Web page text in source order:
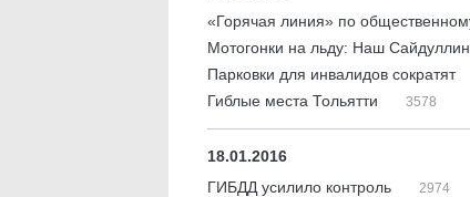
«Горячая линия» по
Мотогонки на льду: Наш
Парковки для инвалидов сократят
Гиблые места Тольятти 3578
18.01.2016
ГИБДД усилило контроль
2974